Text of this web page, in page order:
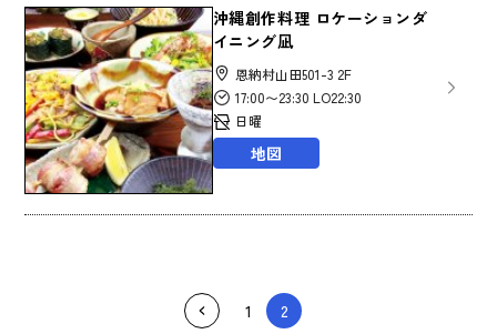
沖縄創作料理 ロケーションダ
イニング凪
恩納村山田501-3 2F
17:00〜23:30 LO22:30
日曜
地図
1 2